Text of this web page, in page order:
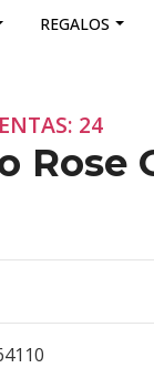
REGALOS
24
Rose